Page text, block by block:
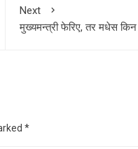
Next
मुख्यमन्त्री फेरिए, तर मधेस
*